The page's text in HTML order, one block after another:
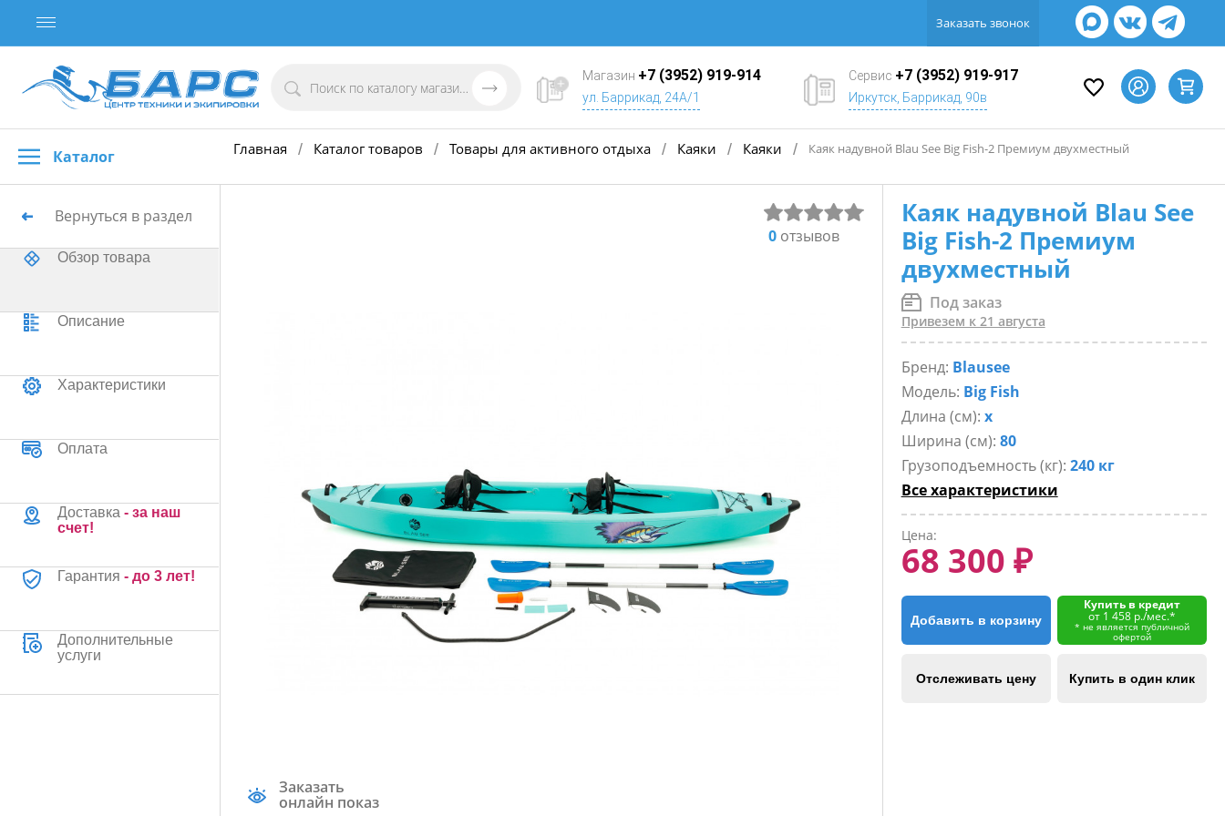
Заказать звонок
Магазин +7 (3952) 919-914
ул. Баррикад, 24А/1
Сервис +7 (3952) 919-917
Иркутск, Баррикад, 90в
Каталог Главная / Каталог товаров / Товары для активного отдыха / Каяки / Каяки / Каяк надувной Blau See Big Fish-2 Премиум двухместный
Вернуться в раздел
Обзор товара
Описание
Характеристики
Оплата
Доставка - за наш
счет!
Гарантия - до 3 лет!
Дополнительные
услуги
0отзывов
Заказать
онлайн показ
Каяк надувной Blau See
Big Fish-2 Премиум
двухместный
Под заказ
Привезем к 21 августа
Бренд: Blausee
Модель: Big Fish
Длина (см): x
Ширина (см): 80
Грузоподъемность (кг): 240 кг
Все характеристики
Цена:
68 300 ₽
Добавить в корзину
Купить в кредит
от 1 458 р./мес.*
* не является публичной
офертой
Отслеживать цену Купить в один клик